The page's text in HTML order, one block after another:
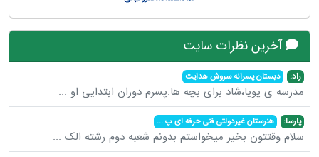
آخرین نظرات سایت
راد: دبستان پسرانه سروش هدایت
مدرسه ی پویا،شاد برای بچه ها.پسرم دوران ابتدایی او ...
پارسا: هنرستان غیردولتی فنی حرفه ای پ...
سلام وقتتون بخیر میخواستم بدونم شعبه دوم رشته الک ...